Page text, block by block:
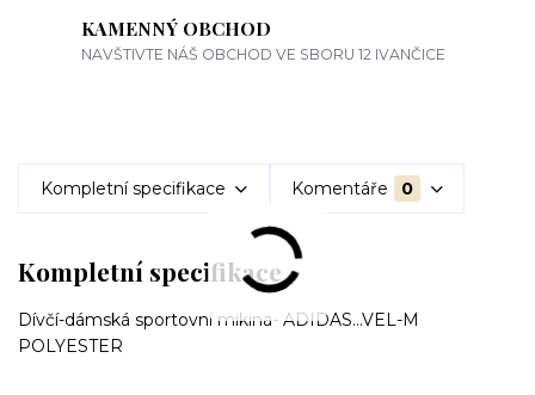
KAMENNÝ OBCHOD
NAVŠTIVTE NÁŠ OBCHOD VE SBORU 12 IVANČICE
Kompletní specifikace Komentáře 0
Kompletní specifikace
Dívčí-dámská sportovní mikina- ADIDAS...VEL-M
POLYESTER